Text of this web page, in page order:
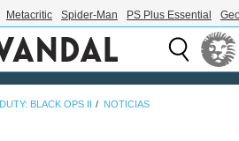
Metacritic Spider-Man PS Plus Essential
BLACK OPS II NOTICIAS